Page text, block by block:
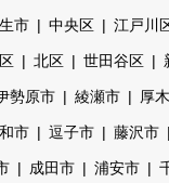
市 中央区 江戸川
北区 世田谷区
勢原市 綾瀬市 厚
市 逗子市 藤沢市
成田市 浦安市